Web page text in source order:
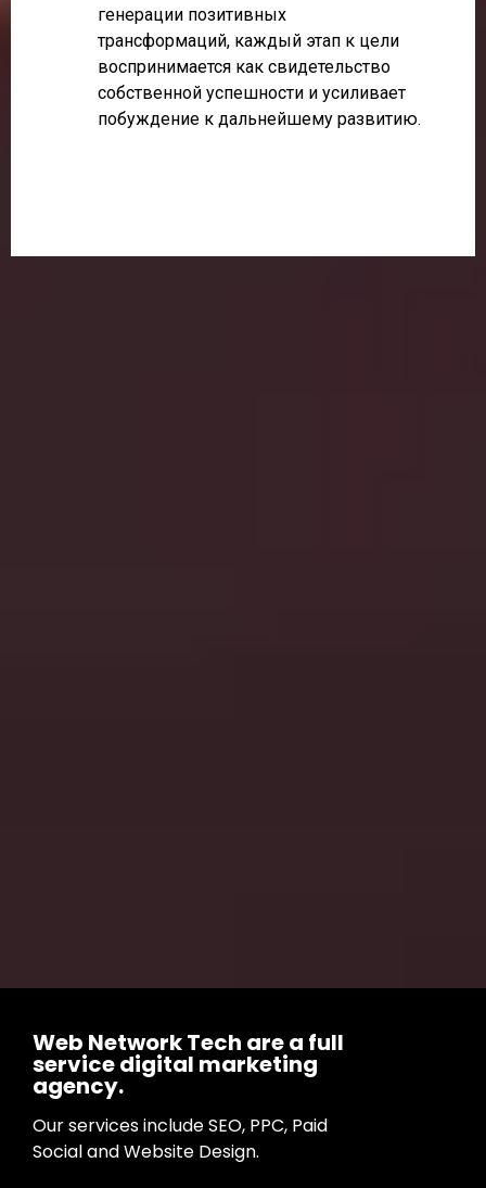
генерации позитивных
трансформаций, каждый этап к цели
воспринимается как свидетельство
собственной успешности и усиливает
побуждение к дальнейшему развитию.
Web Network Tech are a full
service digital marketing
agency.
Our services include SEO, PPC, Paid
Social and Website Design.